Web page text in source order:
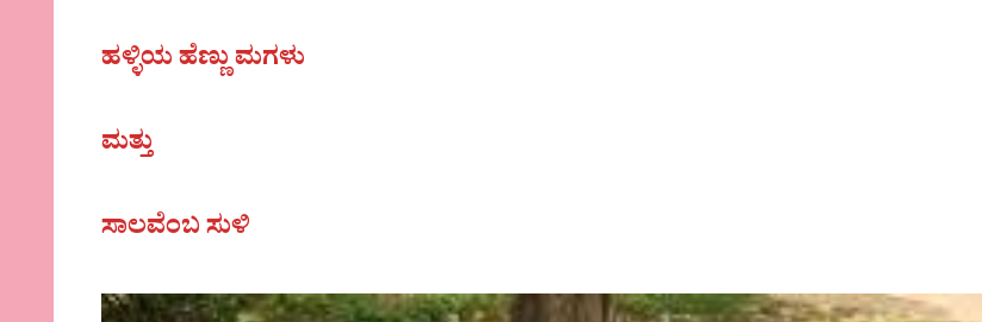
ಹಳ್ಳಿಯ ಹೆಣ್ಣು ಮಗಳು
ಮತ್ತು
ಸಾಲವೆಂಬ ಸುಳಿ